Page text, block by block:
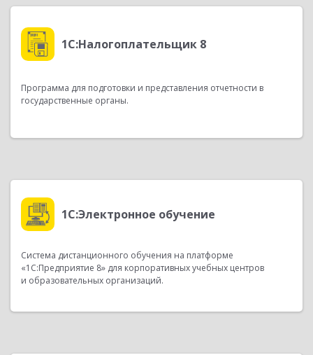
1С:Налогоплательщик 8
Программа для подготовки и представления отчетности в
государственные органы.
1С:Электронное обучение
Система дистанционного обучения на платформе
«1С:Предприятие 8» для корпоративных учебных центров
и образовательных организаций.